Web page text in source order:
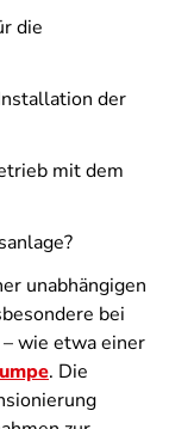
die
der
mit dem
unabhängigen
bei
wie etwa einer
. Die